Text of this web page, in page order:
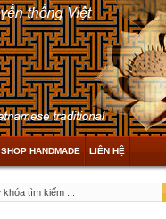
SHOP HANDMADE LIÊN HỆ